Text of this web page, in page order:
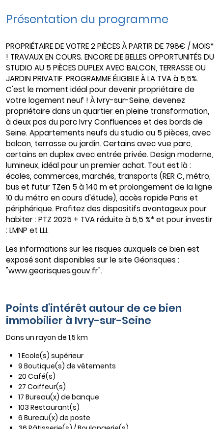
Présentation du programme
PROPRIÉTAIRE DE VOTRE 2 PIÈCES À PARTIR DE 798€ / MOIS*
! TRAVAUX EN COURS. ENCORE DE BELLES OPPORTUNITÉS DU
STUDIO AU 5 PIÈCES DUPLEX AVEC BALCON, TERRASSE OU
JARDIN PRIVATIF. PROGRAMME ÉLIGIBLE À LA TVA à 5,5%.
C'est le moment idéal pour devenir propriétaire de
votre logement neuf ! À Ivry-sur-Seine, devenez
propriétaire dans un quartier en pleine transformation,
à deux pas du parc Ivry Confluences et des bords de
Seine. Appartements neufs du studio au 5 pièces, avec
balcon, terrasse ou jardin. Certains avec vue parc,
certains en duplex avec entrée privée. Design moderne,
lumineux, idéal pour un premier achat. Tout est là :
écoles, commerces, marchés, transports (RER C, métro,
bus et futur TZen 5 à 140 m et prolongement de la ligne
10 du métro en cours d'étude), accès rapide Paris et
périphérique. Profitez des dispositifs avantageux pour
habiter : PTZ 2025 + TVA réduite à 5,5 %* et pour investir
: LMNP et LLI.
Les informations sur les risques auxquels ce bien est
exposé sont disponibles sur le site Géorisques :
"www.georisques.gouv.fr".
Points d'intérêt autour de ce bien
immobilier à Ivry-sur-Seine
Dans un rayon de 1,5 km
1 Ecole(s) supérieur
9 Boutique(s) de vêtements
20 Café(s)
27 Coiffeur(s)
17 Bureau(x) de banque
103 Restaurant(s)
6 Bureau(x) de poste